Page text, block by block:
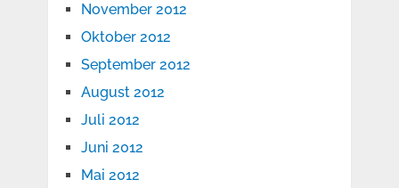
November 2012
Oktober 2012
September 2012
August 2012
Juli 2012
Juni 2012
Mai 2012